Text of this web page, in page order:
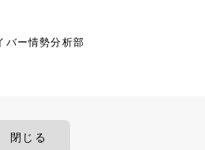
バー情勢分析部
閉じる